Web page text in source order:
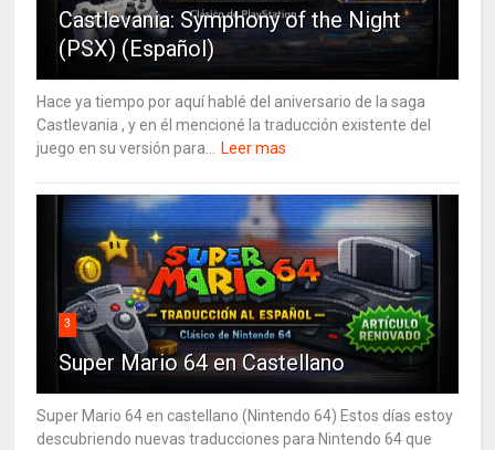
Castlevania: Symphony of the Night
(PSX) (Español)
Hace ya tiempo por aquí hablé del aniversario de la saga
Castlevania , y en él mencioné la traducción existente del
juego en su versión para... Leer mas
3
Super Mario 64 en Castellano
Super Mario 64 en castellano (Nintendo 64) Estos días estoy
descubriendo nuevas traducciones para Nintendo 64 que